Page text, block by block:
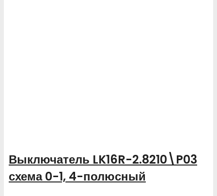
Выключатель LK16R-2.8210\P03
схема 0-1, 4-полюсный